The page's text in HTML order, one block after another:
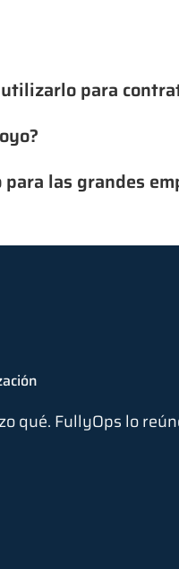
para
para las grandes
qué. FullyOps lo